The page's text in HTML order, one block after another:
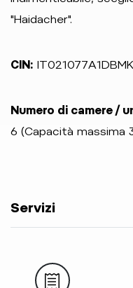
"Haidacher".
CIN:
Numero di camere /
6 (Capacità massima
Servizi